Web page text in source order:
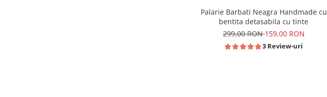
Palarie Barbati Neagra Handmade cu
bentita detasabila cu tinte
299,00 RON159,00 RON
3 Review-uri